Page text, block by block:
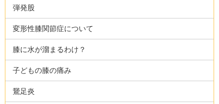
弾発股
変形性膝関節症について
膝に水が溜まるわけ？
子どもの膝の痛み
鵞足炎